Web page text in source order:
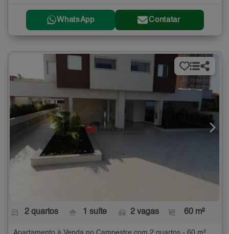
WhatsApp Contatar
2 quartos 1 suíte 2 vagas 60 m²